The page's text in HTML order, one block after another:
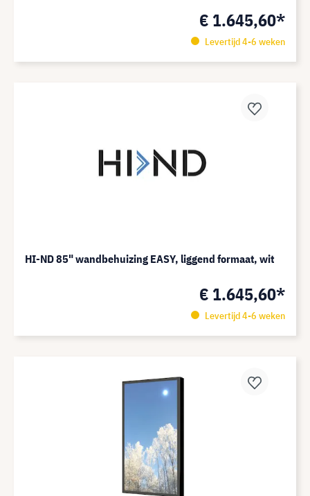
€ 1.645,60*
Levertijd 4-6 weken
HI-ND 85" wandbehuizing EASY, liggend formaat, wit
€ 1.645,60*
Levertijd 4-6 weken